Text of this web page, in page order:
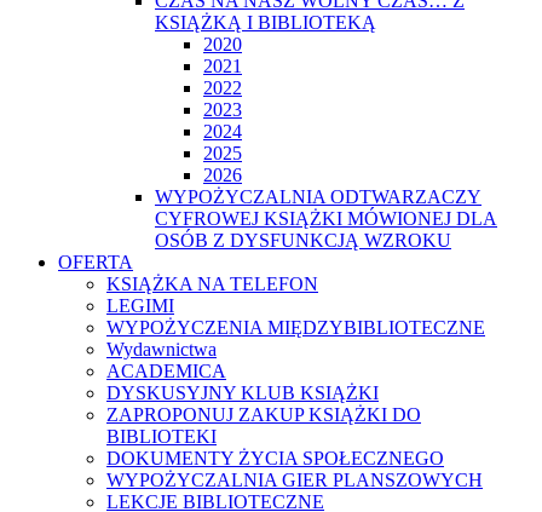
KSIĄŻKĄ I BIBLIOTEKĄ
2020
2021
2022
2023
2024
2025
2026
WYPOŻYCZALNIA ODTWARZACZY
CYFROWEJ KSIĄŻKI MÓWIONEJ DLA
OSÓB Z DYSFUNKCJĄ WZROKU
OFERTA
KSIĄŻKA NA TELEFON
LEGIMI
WYPOŻYCZENIA MIĘDZYBIBLIOTECZNE
Wydawnictwa
ACADEMICA
DYSKUSYJNY KLUB KSIĄŻKI
ZAPROPONUJ ZAKUP KSIĄŻKI DO
BIBLIOTEKI
DOKUMENTY ŻYCIA SPOŁECZNEGO
WYPOŻYCZALNIA GIER PLANSZOWYCH
LEKCJE BIBLIOTECZNE